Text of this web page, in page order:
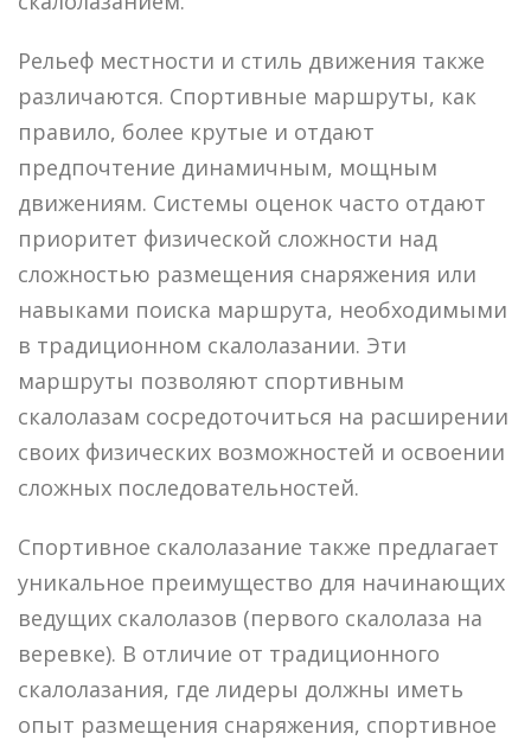
Рельеф местности и стиль движения также
различаются. Спортивные маршруты, как
правило, более крутые и отдают
предпочтение динамичным, мощным
движениям. Системы оценок часто отдают
приоритет физической сложности над
сложностью размещения снаряжения или
навыками поиска маршрута, необходимыми
в традиционном скалолазании. Эти
маршруты позволяют спортивным
скалолазам сосредоточиться на расширении
своих физических возможностей и освоении
сложных последовательностей.
Спортивное скалолазание также предлагает
уникальное преимущество для начинающих
ведущих скалолазов (первого скалолаза на
веревке). В отличие от традиционного
скалолазания, где лидеры должны иметь
опыт размещения снаряжения, спортивное